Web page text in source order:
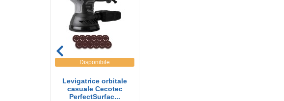
Disponibile
Levigatrice orbitale
casuale Cecotec
PerfectSurfac...